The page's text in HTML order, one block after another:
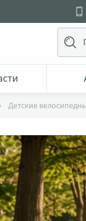
Детские